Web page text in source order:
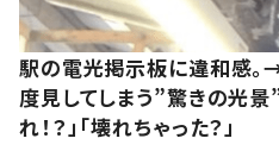
駅の電光掲示板に違和感
度見してしまう”驚きの光
れ！？」「壊れちゃった？」